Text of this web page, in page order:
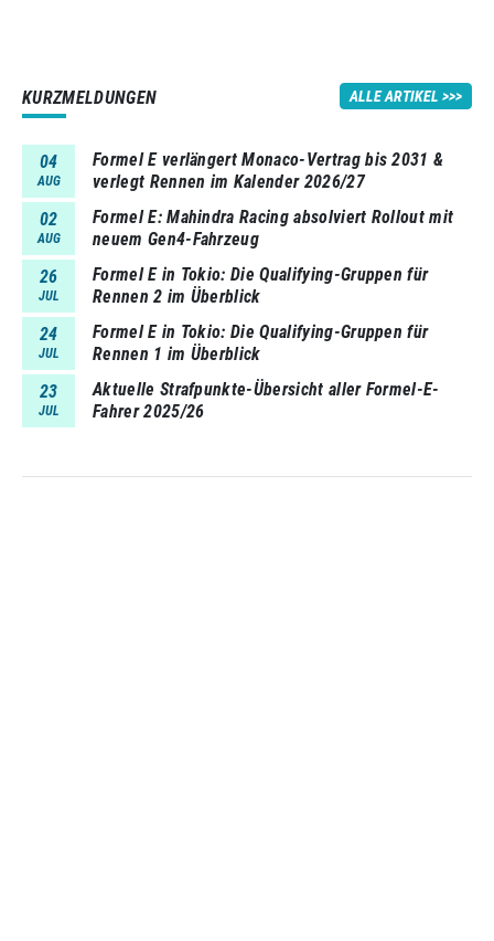
KURZMELDUNGEN ALLE ARTIKEL
04
AUG
Formel E verlängert Monaco-Vertrag bis 2031 &
verlegt Rennen im Kalender 2026/27
02
AUG
Formel E: Mahindra Racing absolviert Rollout mit
neuem Gen4-Fahrzeug
26
JUL
Formel E in Tokio: Die Qualifying-Gruppen für
Rennen 2 im Überblick
24
JUL
Formel E in Tokio: Die Qualifying-Gruppen für
Rennen 1 im Überblick
23
JUL
Aktuelle Strafpunkte-Übersicht aller Formel-E-
Fahrer 2025/26